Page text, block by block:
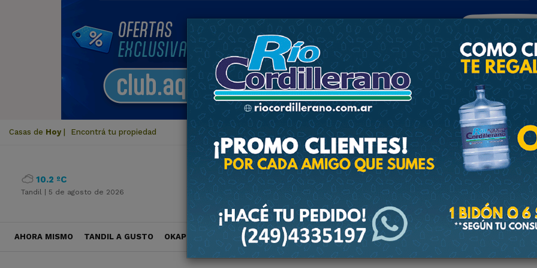
Casas de Hoy Encontrá tu propiedad
10.2 ºC
Tandil | 5 de agosto de 2026
AHORA MISMO TANDIL A GUSTO OKAPI VIAJES POLÍTICA POLICIALES DEPORTES SOCIEDAD NACIONALES